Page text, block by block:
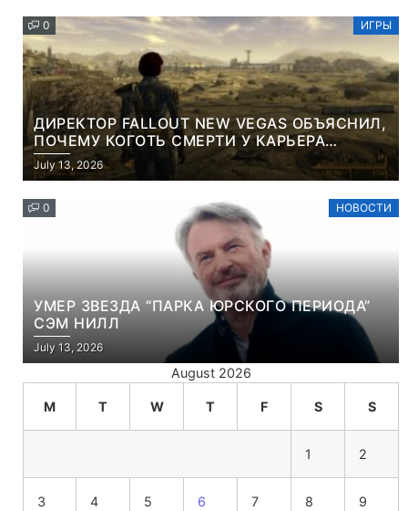
0 ИГРЫ
ДИРЕКТОР FALLOUT NEW VEGAS ОБЪЯСНИЛ,
ПОЧЕМУ КОГОТЬ СМЕРТИ У КАРЬЕРА
НАМЕРЕННО СНОСИТ ВАМ ГОЛОВУ
July 13, 2026
0 НОВОСТИ
УМЕР ЗВЕЗДА “ПАРКА ЮРСКОГО ПЕРИОДА”
СЭМ НИЛЛ
July 13, 2026
August 2026
M T W T F S S
1 2
3 4 5 6 7 8 9